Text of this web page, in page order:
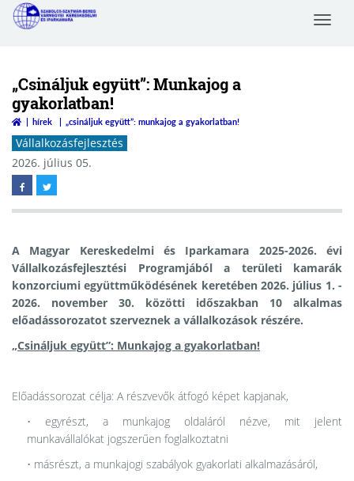
Toggle
„Csináljuk együtt”: Munkajog a
gyakorlatban!
hírek „csináljuk együtt”: munkajog a gyakorlatban!
Vállalkozásfejlesztés
2026. július 05.
A Magyar Kereskedelmi és Iparkamara 2025-2026. évi
Vállalkozásfejlesztési Programjából a területi kamarák
konzorciumi együttműködésének keretében 2026. július 1. -
2026. november 30. közötti időszakban 10 alkalmas
előadássorozatot szerveznek a vállalkozások részére.
„Csináljuk együtt”: Munkajog a gyakorlatban!
Előadássorozat célja: A részvevők átfogó képet kapjanak,
• egyrészt, a munkajog oldaláról nézve, mit jelent
munkavállalókat jogszerűen foglalkoztatni
• másrészt, a munkajogi szabályok gyakorlati alkalmazásáról,